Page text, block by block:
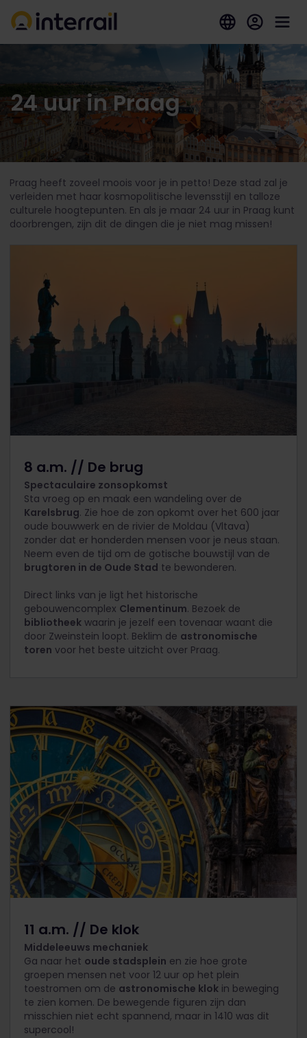
24 uur in Praag
Praag heeft zoveel moois voor je in petto! Deze stad zal je
verleiden met haar kosmopolitische levensstijl en talloze
culturele hoogtepunten. En als je maar 24 uur in Praag kunt
doorbrengen, zijn dit de dingen die je niet mag missen!
8 a.m. // De brug
Spectaculaire zonsopkomst
Sta vroeg op en maak een wandeling over de
Karelsbrug. Zie hoe de zon opkomt over het 600 jaar
oude bouwwerk en de rivier de Moldau (Vltava)
zonder dat er honderden mensen voor je neus staan.
Neem even de tijd om de gotische bouwstijl van de
brugtoren in de Oude Stad te bewonderen.
Direct links van je ligt het historische
gebouwencomplex Clementinum. Bezoek de
bibliotheek waarin je jezelf een tovenaar waant die
door Zweinstein loopt. Beklim de astronomische
toren voor het beste uitzicht over Praag.
11 a.m. // De klok
Middeleeuws mechaniek
Ga naar het oude stadsplein en zie hoe grote
groepen mensen net voor 12 uur op het plein
toestromen om de astronomische klok in beweging
te zien komen. De bewegende figuren zijn dan
misschien niet echt spannend, maar in 1410 was dit
supercool!